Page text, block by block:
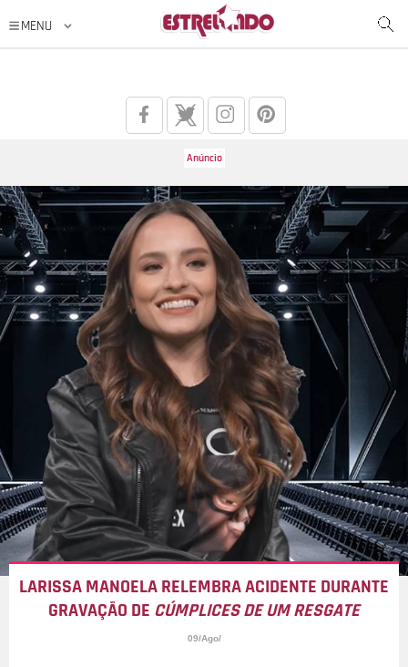
LARISSA MANOELA RELEMBRA ACIDENTE DURANTE
GRAVAÇÃO DE CÚMPLICES DE UM RESGATE
09/Ago/